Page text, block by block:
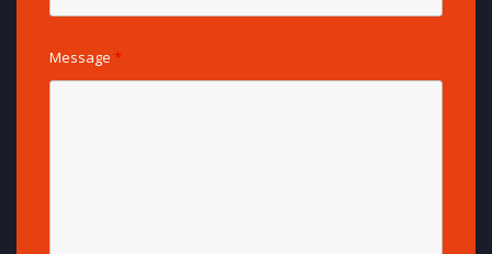
Message *